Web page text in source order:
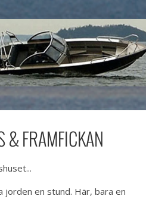
FRAMFICKAN
jorden en stund. Här, bara en